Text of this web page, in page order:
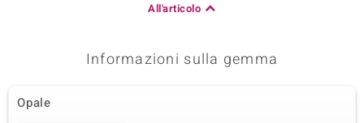
All'articolo
Informazioni sulla gemma
Opale